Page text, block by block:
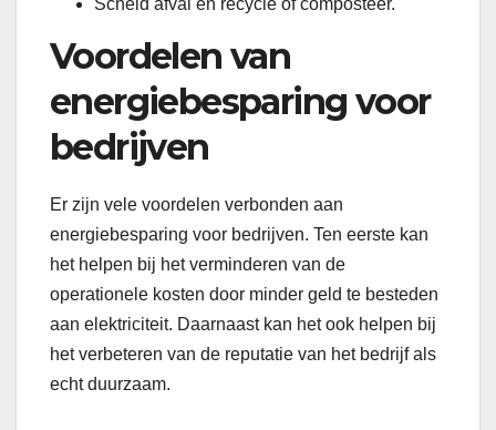
Scheid afval en recycle of composteer.
Voordelen van
energiebesparing voor
bedrijven
Er zijn vele voordelen verbonden aan
energiebesparing voor bedrijven. Ten eerste kan
het helpen bij het verminderen van de
operationele kosten door minder geld te besteden
aan elektriciteit. Daarnaast kan het ook helpen bij
het verbeteren van de reputatie van het bedrijf als
echt duurzaam.